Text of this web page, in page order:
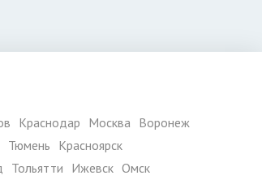
Краснодар Москва Воронеж
Тюмень Красноярск
Тольятти Ижевск Омск